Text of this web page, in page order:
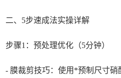
二、5步速成法实操详解
步骤1：预处理优化（5分钟）
- 膜裁剪技巧：使用*预制尺寸硝